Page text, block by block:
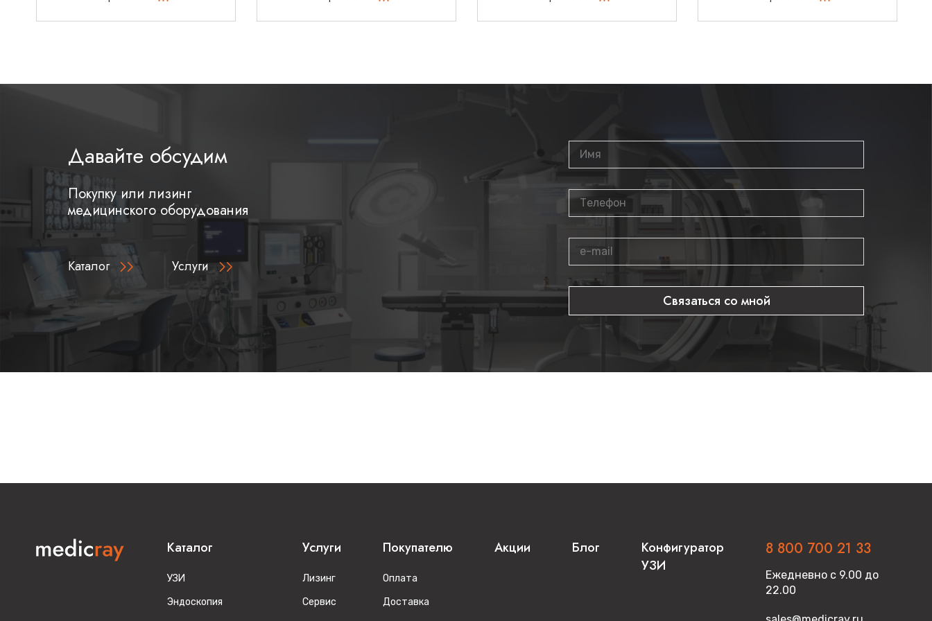
Чистящая щетка для цилиндра отсоса
Давайте обсудим
Покупку или лизинг
медицинского оборудования
Каталог
Услуги
Связаться со мной
Каталог
УЗИ
Эндоскопия
Услуги
Лизинг
Сервис
Покупателю
Оплата
Доставка
Акции Блог
Конфигуратор
УЗИ
8 800 700 21 33
Ежедневно с 9.00 до
22.00